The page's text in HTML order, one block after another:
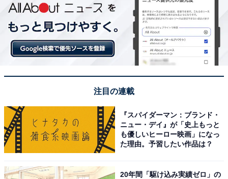
注目の連載
『スパイダーマン：ブランド・
ニュー・デイ』が「史上もっと
も優しいヒーロー映画」になっ
た理由。予習したい作品は？
20年間「駆け込み実績ゼロ」の